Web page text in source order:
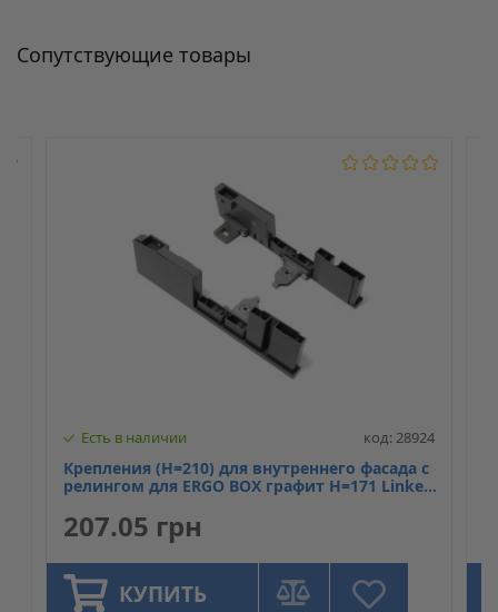
Сопутствующие товары
Есть в наличии код: 28924
Крепления (H=210) для внутреннего фасада с
релингом для ERGO BOX графит H=171 Linken
207.05 грн
КУПИТЬ